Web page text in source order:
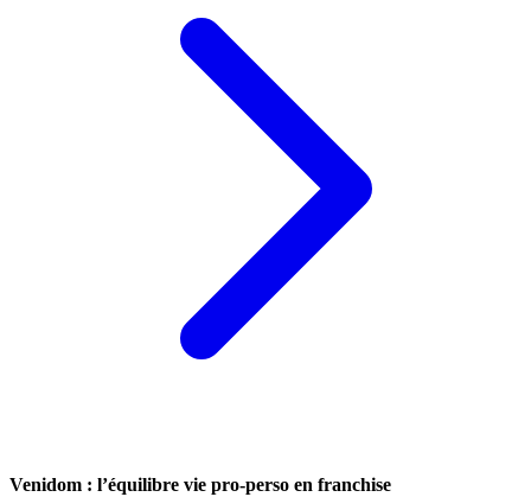
Venidom : l’équilibre vie pro-perso en franchise